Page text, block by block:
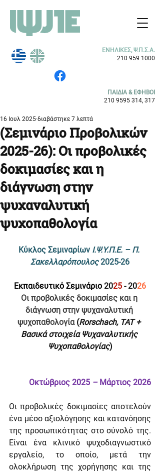
ΕΝΗΛΙΚΕΣ, Ψ.Π.Σ.Α.
210 959 1000
ΠΑΙΔΙΑ & ΕΦΗΒΟΙ
210 9595 314, 317
(Σεμινάριο Προβολικών
2025-26): Οι προβολικές
δοκιμασίες και η
διάγνωση στην
ψυχαναλυτική
ψυχοπαθολογία
16 Ιουλ 2025 διαβάστηκε 7 λεπτά
Κύκλος Σεμιναρίων Ι.Ψ.Υ.Π.Ε. – Π.
Σακελλαρόπουλος 2025-26
Εκπαιδευτικό Σεμινάριο 2025 - 2026
Οι προβολικές δοκιμασίες και η
διάγνωση στην ψυχαναλυτική
ψυχοπαθολογία (Rorschach, TAT +
Βασικά στοιχεία Ψυχαναλυτικής
Ψυχοπαθολογίας)
Οκτώβριος 2025 – Μάρτιος 2026
Οι προβολικές δοκιμασίες αποτελούν
ένα μέσο αξιολόγησης και κατανόησης
της προσωπικότητας στο σύνολό της.
Είναι ένα κλινικό ψυχοδιαγνωστικό
εργαλείο, το οποίο, μετά την
ολοκλήρωση της χορήγησης και της